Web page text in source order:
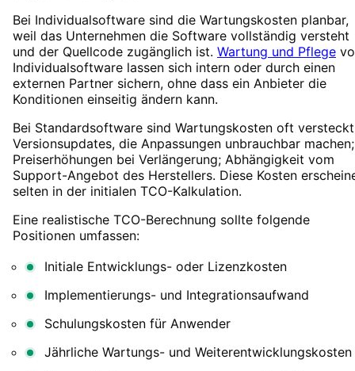
Bei Individualsoftware sind die Wartungskosten planbar,
weil das Unternehmen die Software vollständig versteht
und der Quellcode zugänglich ist. Wartung und Pflege
Individualsoftware lassen sich intern oder durch einen
externen Partner sichern, ohne dass ein Anbieter die
Konditionen einseitig ändern kann.
Bei Standardsoftware sind Wartungskosten oft
Versionsupdates, die Anpassungen unbrauchbar machen;
Preiserhöhungen bei Verlängerung; Abhängigkeit vom
Support-Angebot des Herstellers. Diese Kosten
selten in der initialen TCO-Kalkulation.
Eine realistische TCO-Berechnung sollte folgende
Positionen umfassen:
Initiale Entwicklungs- oder Lizenzkosten
Implementierungs- und Integrationsaufwand
Schulungskosten für Anwender
Jährliche Wartungs- und Weiterentwicklungskosten